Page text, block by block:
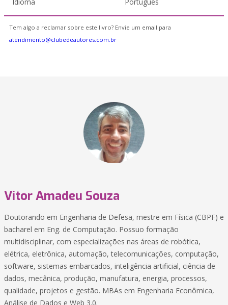
Tem algo a reclamar sobre este livro? Envie um email para
atendimento@clubedeautores.com.br
Vitor Amadeu Souza
Doutorando em Engenharia de Defesa, mestre em Física (CBPF) e
bacharel em Eng. de Computação. Possuo formação
multidisciplinar, com especializações nas áreas de robótica,
elétrica, eletrônica, automação, telecomunicações, computação,
software, sistemas embarcados, inteligência artificial, ciência de
dados, mecânica, produção, manufatura, energia, processos,
qualidade, projetos e gestão. MBAs em Engenharia Econômica,
Análise de Dados e Web 3.0.